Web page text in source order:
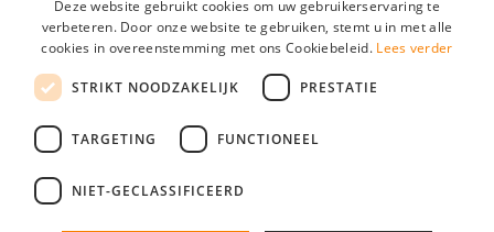
Parttime personeel
Vacature aanmelden
Partners
Social
Deze website gebruikt cookies om uw gebruikerservaring te
verbeteren. Door onze website te gebruiken, stemt u in met alle
cookies in overeenstemming met ons Cookiebeleid. Lees verder
STRIKT NOODZAKELIJK PRESTATIE
TARGETING FUNCTIONEEL
NIET-GECLASSIFICEERD